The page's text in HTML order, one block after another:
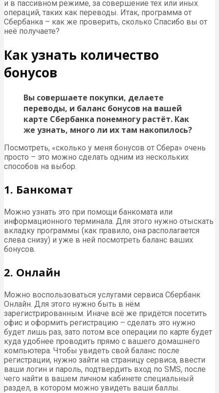
и в пассивном режиме, за совершение тех или иных
операций, таких как переводы. Итак, программа от
Сбербанка – как же проверить, сколько Спасибо вы от
неё получаете?
Как узнать количество
бонусов
Вы совершаете покупки, делаете
переводы, и баланс бонусов на вашей
карте Сбербанка понемногу растёт. Как
же узнать, много ли их там накопилось?
Посмотреть, «сколько у меня бонусов от Сбера» очень
просто – это можно сделать одним из нескольких
способов на выбор.
1. Банкомат
Можно узнать это при помощи банкомата или
информационного терминала. Для этого нужно отыскать
вкладку программы (как правило, она располагается
слева снизу) и уже в ней посмотреть баланс ваших
бонусов.
2. Онлайн
Можно воспользоваться услугами сервиса Сбербанк
Онлайн. Для этого нужно быть в нём
зарегистрированным. Иначе всё же придётся посетить
офис и оформить регистрацию – сделать это нужно
будет лишь раз, зато потом все операции по карте будет
куда удобнее проводить прямо с вашего домашнего
компьютера. Чтобы увидеть свой баланс после
регистрации, нужно зайти на страницу сервиса, ввести
ваши логин и пароль, подтвердить вход по SMS, после
чего найти в вашем личном кабинете специальный
раздел, в котором можно увидеть ваши баллы.